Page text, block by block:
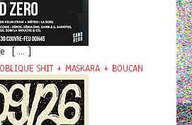
[ ... ]
SHIT + MASKARA + BOUCAN